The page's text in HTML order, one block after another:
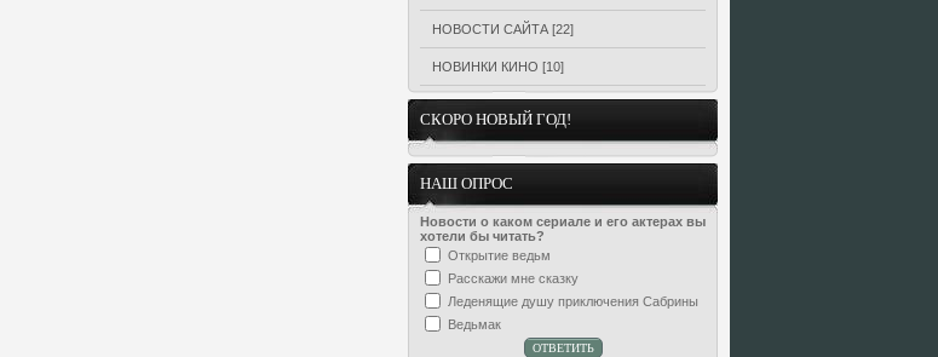
НОВОСТИ САЙТА [22]
НОВИНКИ КИНО [10]
СКОРО НОВЫЙ ГОД!
НАШ ОПРОС
Новости о каком сериале и его актерах вы
хотели бы читать?
Открытие ведьм
Расскажи мне сказку
Леденящие душу приключения Сабрины
Ведьмак